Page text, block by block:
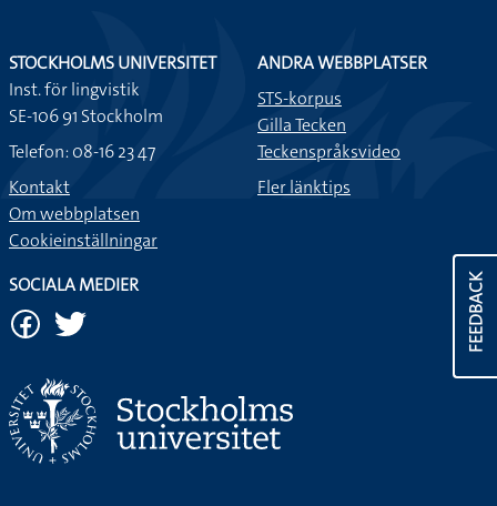
FEEDBACK
STOCKHOLMS UNIVERSITET
Inst. för lingvistik
SE-106 91 Stockholm
Telefon: 08-16 23 47
Kontakt
Om webbplatsen
Cookieinställningar
ANDRA WEBBPLATSER
STS-korpus
Gilla Tecken
Teckenspråksvideo
Fler länktips
SOCIALA MEDIER